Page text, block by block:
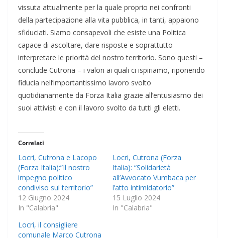
vissuta attualmente per la quale proprio nei confronti
della partecipazione alla vita pubblica, in tanti, appaiono
sfiduciati. Siamo consapevoli che esiste una Politica
capace di ascoltare, dare risposte e soprattutto
interpretare le priorità del nostro territorio. Sono questi –
conclude Cutrona – i valori ai quali ci ispiriamo, riponendo
fiducia nell’importantissimo lavoro svolto
quotidianamente da Forza Italia grazie all’entusiasmo dei
suoi attivisti e con il lavoro svolto da tutti gli eletti.
Correlati
Locri, Cutrona e Lacopo
(Forza Italia):”Il nostro
impegno politico
condiviso sul territorio”
12 Giugno 2024
In "Calabria"
Locri, Cutrona (Forza
Italia): “Solidarietà
all’Avvocato Vumbaca per
l’atto intimidatorio”
15 Luglio 2024
In "Calabria"
Locri, il consigliere
comunale Marco Cutrona